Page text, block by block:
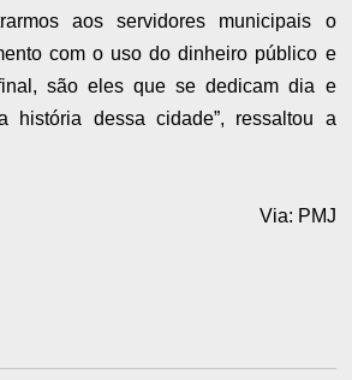
aos servidores municipais o
com o uso do dinheiro público e
são eles que se dedicam dia e
história dessa cidade”, ressaltou a
Via: PMJ